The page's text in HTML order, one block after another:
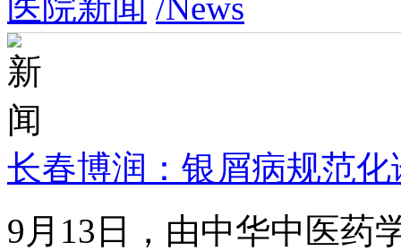
长春博润：银屑病规范化
9月13日，由中华中医药